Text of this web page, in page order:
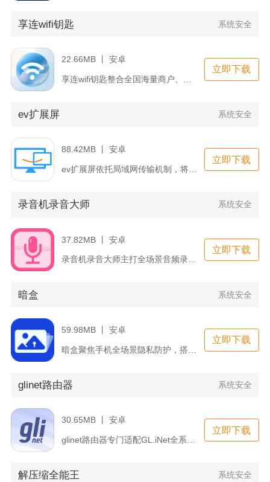
享连wifi钥匙 系统安全
22.66MB 丨 安卓
立即下载
ev扩展屏 系统安全
88.42MB 丨 安卓
ev扩展屏依托局域网传输机制，将闲置手机、平板转化为电脑外接...
立即下载
录音机录音大师 系统安全
37.82MB 丨 安卓
录音机录音大师主打全场景音频录制与一站式音频处理，适配学生、...
立即下载
暗盒 系统安全
59.98MB 丨 安卓
立即下载
glinet路由器 系统安全
30.65MB 丨 安卓
立即下载
解压缩全能王 系统安全